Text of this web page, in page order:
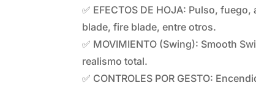
✅ EFECTOS DE HOJA: Pulso,
blade, fire blade, entre otros.
✅ MOVIMIENTO (Swing): Smooth
realismo total.
✅ CONTROLES POR GESTO: